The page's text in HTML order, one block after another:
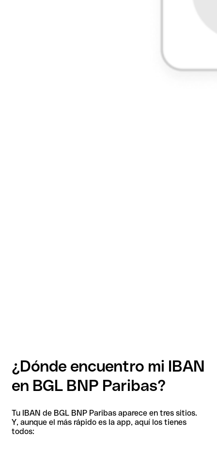
¿Dónde encuentro mi IBAN
en BGL BNP Paribas?
Tu IBAN de BGL BNP Paribas aparece en tres sitios.
Y, aunque el más rápido es la app, aquí los tienes
todos: